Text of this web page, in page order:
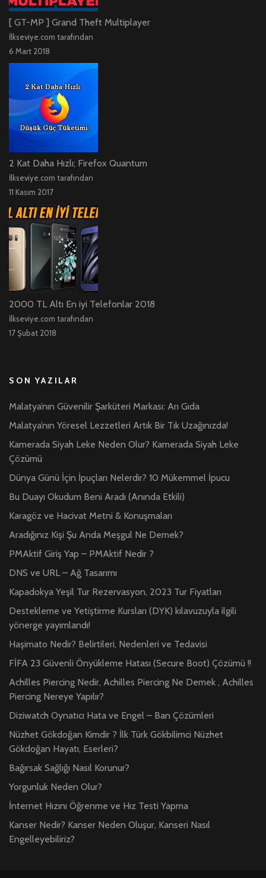
[ GT-MP ] Grand Theft Multiplayer
İlkseviye.com tarafından
6 Mart 2018
2 Kat Daha Hızlı; Firefox Quantum
İlkseviye.com tarafından
11 Kasım 2017
2000 TL Altı En iyi Telefonlar 2018
İlkseviye.com tarafından
17 Şubat 2018
SON YAZILAR
Malatya’nın Güvenilir Şarküteri Markası: Arı Gıda
Malatya’nın Yöresel Lezzetleri Artık Bir Tık Uzağınızda!
Kamerada Siyah Leke Neden Olur? Kamerada Siyah Leke
Çözümü
Dünya Günü İçin İpuçları Nelerdir? 10 Mükemmel İpucu
Bu Duayı Okudum Beni Aradı (Anında Etkili)
Karagöz ve Hacivat Metni & Konuşmaları
Aradığınız Kişi Şu Anda Meşgul Ne Demek?
PMAktif Giriş Yap – PMAktif Nedir ?
DNS ve URL – Ağ Tasarımı
Kapadokya Yeşil Tur Rezervasyon, 2023 Tur Fiyatları
Destekleme ve Yetiştirme Kursları (DYK) kılavuzuyla ilgili
yönerge yayımlandı!
Haşimato Nedir? Belirtileri, Nedenleri ve Tedavisi
FİFA 23 Güvenli Önyükleme Hatası (Secure Boot) Çözümü !!
Achilles Piercing Nedir, Achilles Piercing Ne Demek , Achilles
Piercing Nereye Yapılır?
Diziwatch Oynatıcı Hata ve Engel – Ban Çözümleri
Nüzhet Gökdoğan Kimdir ? İlk Türk Gökbilimci Nüzhet
Gökdoğan Hayatı, Eserleri?
Bağırsak Sağlığı Nasıl Korunur?
Yorgunluk Neden Olur?
İnternet Hızını Öğrenme ve Hız Testi Yapma
Kanser Nedir? Kanser Neden Oluşur, Kanseri Nasıl
Engelleyebiliriz?